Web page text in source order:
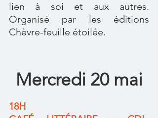
lien à soi et aux autres.
Organisé par les éditions
Chèvre-feuille étoilée.
Mercredi 20 mai
18H